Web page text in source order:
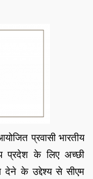
प्रवासी भारतीय
प्रदेश के लिए अच्छी
देने के उद्देश्य से सीएम